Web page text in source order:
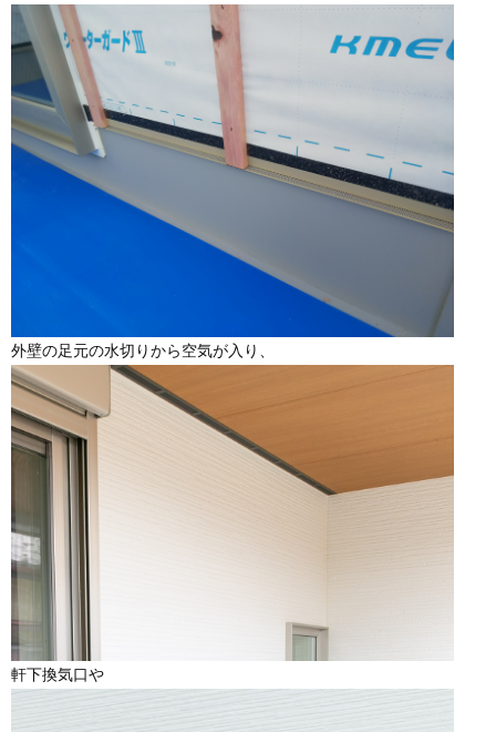
外壁の足元の水切りから空気が入り、
軒下換気口や